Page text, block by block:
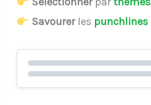
Savourerles punchlines